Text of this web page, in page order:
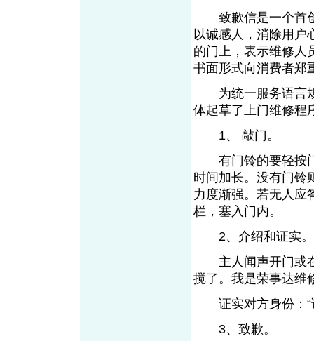
致歉信是一个首创
以诚感人，消除用户
的门上，表示维修人
书面形式向消费者郑
为统一服务语言规
体起草了上门维修程
1、 敲门。
有门铃的要轻按门
时间加长。没有门铃
力度渐强。若无人应
栏，塞入门内。
2、介绍和证实。
主人闻声开门或在
搅了。我是荣事达维
证实对方身份：“
3、致歉。